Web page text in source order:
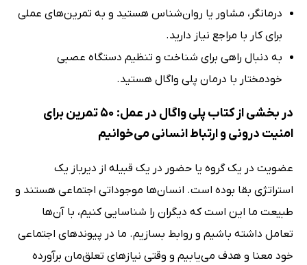
درمانگر، مشاور یا روان‌شناس هستید و به تمرین‌های عملی
برای کار با مراجع نیاز دارید.
به دنبال راهی برای شناخت و تنظیم دستگاه عصبی
خودمختار با درمان پلی واگال هستید.
در بخشی از کتاب پلی واگال در عمل: 50 تمرین برای
امنیت درونی و ارتباط انسانی می‌خوانیم
عضویت در یک گروه یا حضور در یک قبیله از دیرباز یک
استراتژی بقا بوده است. انسان‌ها موجوداتی اجتماعی هستند و
طبیعت ما این است که دیگران را شناسایی کنیم، با آن‌ها
تعامل داشته باشیم و روابط بسازیم. ما در پیوندهای اجتماعی
خود معنا و هدف می‌یابیم و وقتی نیازهای تعلق‌مان برآورده